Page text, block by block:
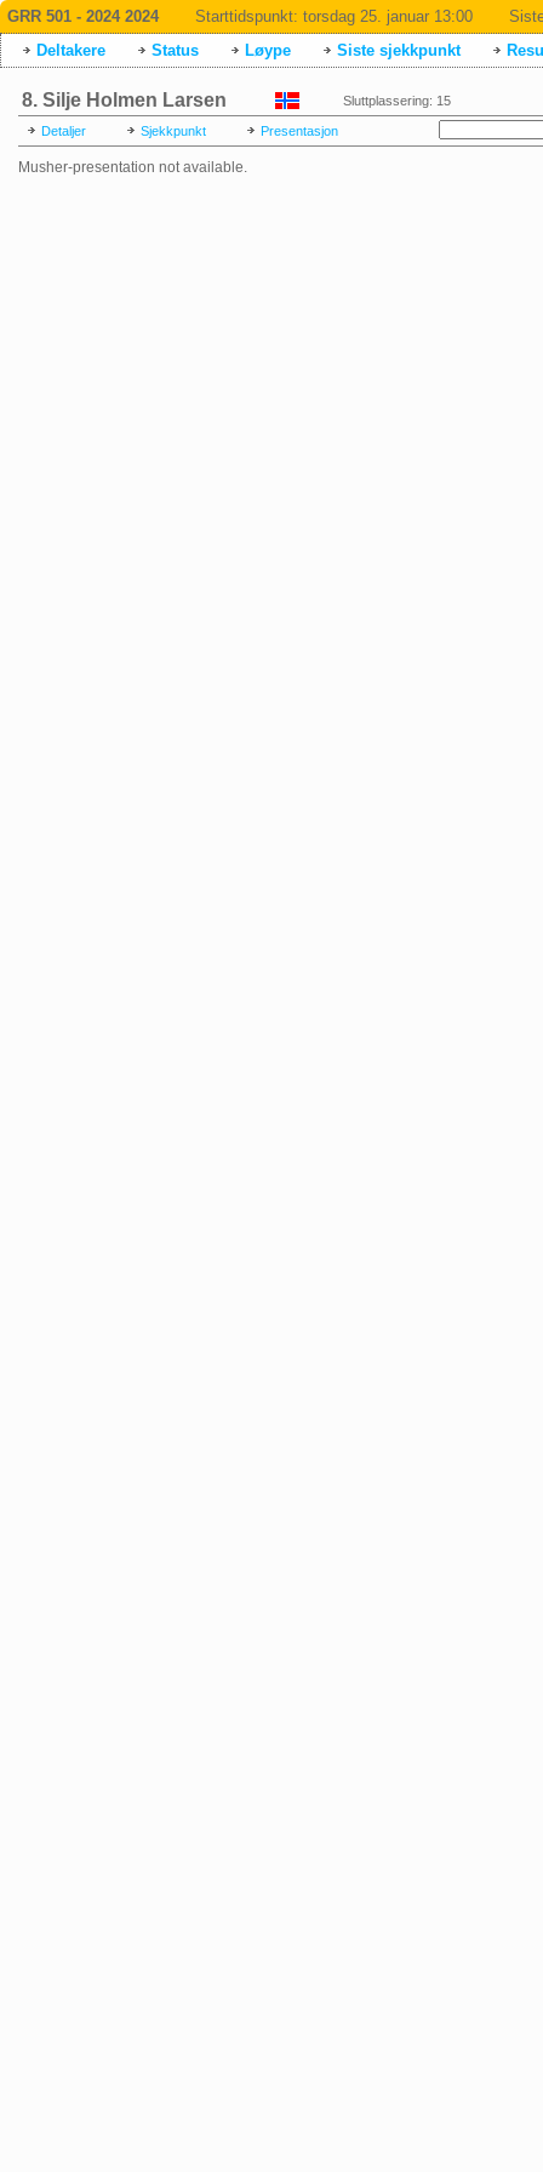
GRR 501 - 2024 2024 Starttidspunkt: torsdag 25. januar 13:00
Deltakere
Status Løype Siste sjekkpunkt
8. Silje Holmen Larsen Sluttplassering: 15
Detaljer Sjekkpunkt Presentasjon
Musher-presentation not available.